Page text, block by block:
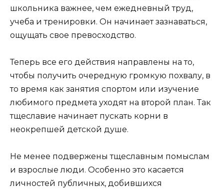
школьника важнее, чем ежедневный труд,
учеба и тренировки. Он начинает зазнаваться,
ощущать свое превосходство.
Теперь все его действия направлены на то,
чтобы получить очередную громкую похвалу, в
то время как занятия спортом или изучение
любимого предмета уходят на второй план. Так
тщеславие начинает пускать корни в
неокрепшей детской душе.
Не менее подвержены тщеславным помыслам
и взрослые люди. Особенно это касается
личностей публичных, добившихся